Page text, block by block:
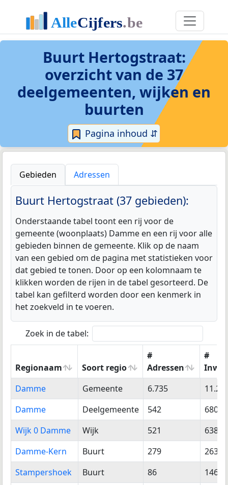
Buurt Hertogstraat:
overzicht van de 37
deelgemeenten, wijken en
buurten
Pagina inhoud ⇵
Gebieden Adressen
Buurt Hertogstraat (37 gebieden):
Onderstaande tabel toont een rij voor de
gemeente (woonplaats) Damme en een rij voor alle
gebieden binnen de gemeente. Klik op de naam
van een gebied om de pagina met statistieken voor
dat gebied te tonen. Door op een kolomnaam te
klikken worden de rijen in de tabel gesorteerd. De
tabel kan gefilterd worden door een kenmerk in
het zoekveld in te voeren.
Zoek in de tabel:
Regionaam Soort regio
#
Adressen
#
Regionaam
Soort regio
#
Adressen
#
Damme Gemeente 6.735
Damme
Deelgemeente 542
680
Wijk 0 Damme
Wijk 521
638
Damme-Kern
Buurt 279
263
Stampershoek
Buurt 86
146